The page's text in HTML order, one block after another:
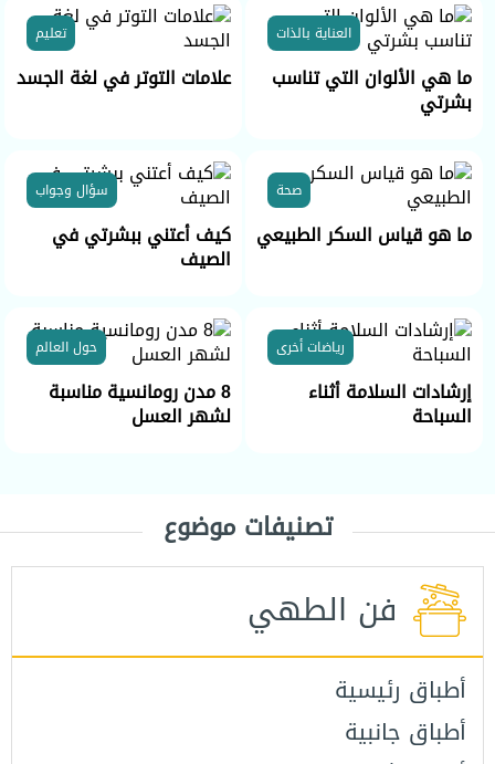
العناية بالذات
ما هي الألوان التي تناسب
بشرتي
تعليم
علامات التوتر في لغة الجسد
صحة
ما هو قياس السكر الطبيعي
سؤال وجواب
كيف أعتني ببشرتي في
الصيف
رياضات أخرى
إرشادات السلامة أثناء
السباحة
حول العالم
8 مدن رومانسية مناسبة
لشهر العسل
تصنيفات موضوع
فن الطهي
أطباق رئيسية
أطباق جانبية